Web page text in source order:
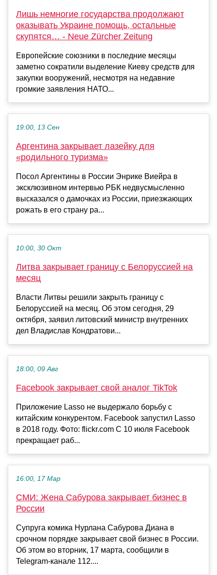
Лишь немногие государства продолжают
оказывать Украине помощь, остальные
скупятся… - Neue Zürcher Zeitung
Европейские союзники в последние месяцы
заметно сократили выделение Киеву средств для
закупки вооружений, несмотря на недавние
громкие заявления НАТО...
19:00, 13 Сен
Аргентина закрывает лазейку для
«родильного туризма»
Посол Аргентины в России Энрике Виейра в
эксклюзивном интервью РБК недвусмысленно
высказался о дамочках из России, приезжающих
рожать в его страну ра...
10:00, 30 Окт
Литва закрывает границу с Белоруссией на
месяц
Власти Литвы решили закрыть границу с
Белоруссией на месяц. Об этом сегодня, 29
октября, заявил литовский министр внутренних
дел Владислав Кондратови...
18:00, 09 Авг
Facebook закрывает свой аналог TikTok
Приложение Lasso не выдержало борьбу с
китайским конкурентом. Facebook запустил Lasso
в 2018 году. Фото: flickr.com С 10 июля Facebook
прекращает раб...
16:00, 17 Мар
СМИ: Жена Сабурова закрывает бизнес в
России
Супруга комика Нурлана Сабурова Диана в
срочном порядке закрывает свой бизнес в России.
Об этом во вторник, 17 марта, сообщили в
Telegram-канале 112....